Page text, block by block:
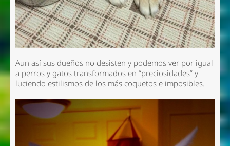
Aun así sus dueños no desisten y podemos ver por igual
a perros y gatos transformados en “preciosidades” y
luciendo estilismos de los más coquetos e imposibles.